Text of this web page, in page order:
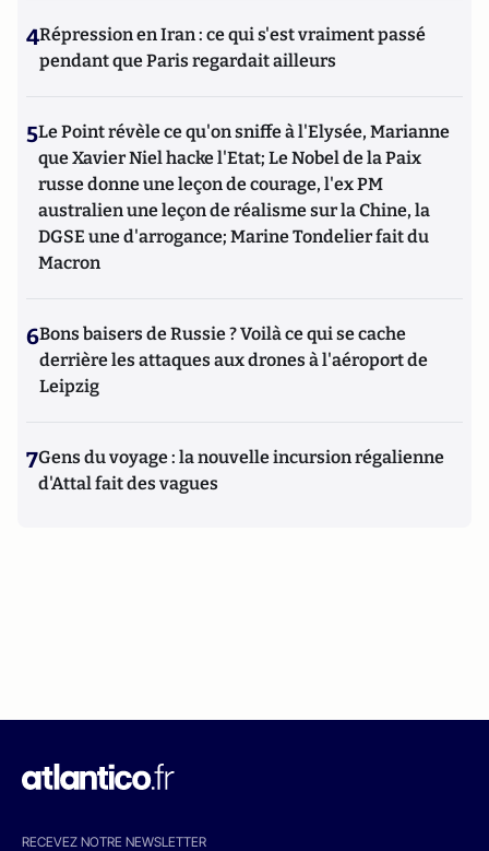
4Répression en Iran : ce qui s'est vraiment passé
pendant que Paris regardait ailleurs
5Le Point révèle ce qu'on sniffe à l'Elysée, Marianne
que Xavier Niel hacke l'Etat; Le Nobel de la Paix
russe donne une leçon de courage, l'ex PM
australien une leçon de réalisme sur la Chine, la
DGSE une d'arrogance; Marine Tondelier fait du
Macron
6Bons baisers de Russie ? Voilà ce qui se cache
derrière les attaques aux drones à l'aéroport de
Leipzig
7Gens du voyage : la nouvelle incursion régalienne
d'Attal fait des vagues
RECEVEZ NOTRE NEWSLETTER